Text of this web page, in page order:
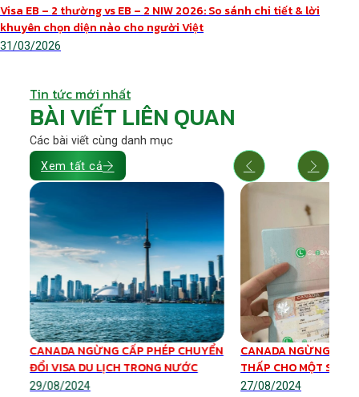
Visa EB – 2 thường vs EB – 2 NIW 2026: So sánh chi tiết & lời
khuyên chọn diện nào cho người Việt
31/03/2026
Tin tức mới nhất
BÀI VIẾT LIÊN QUAN
Các bài viết cùng danh mục
Xem tất cả
CANADA NGỪNG CẤP PHÉP CHUYỂN
ĐỔI VISA DU LỊCH TRONG NƯỚC
29/08/2024
CANADA NGỪNG
THẤP CHO MỘT SỐ
27/08/2024